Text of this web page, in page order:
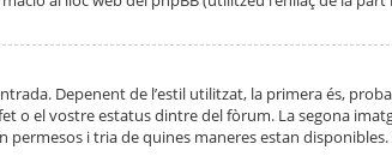
Depenent de l’estil utilitzat, la primera és,
o el vostre estatus dintre del fòrum. La segona
i tria de quines maneres estan